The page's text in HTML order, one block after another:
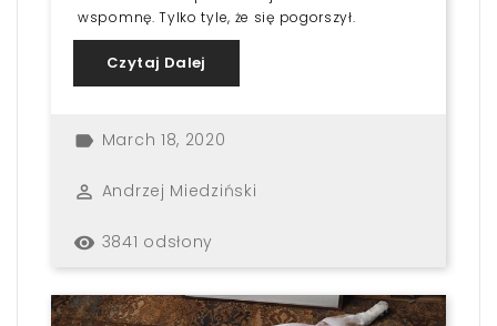
wspomnę. Tylko tyle, że się pogorszył.
Czytaj Dalej
label March 18, 2020
perm_identity Andrzej Miedziński
remove_red_eye 3841 odsłony